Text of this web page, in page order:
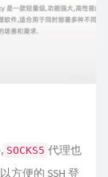
SOCKS5 代理也
方便的 SSH 登